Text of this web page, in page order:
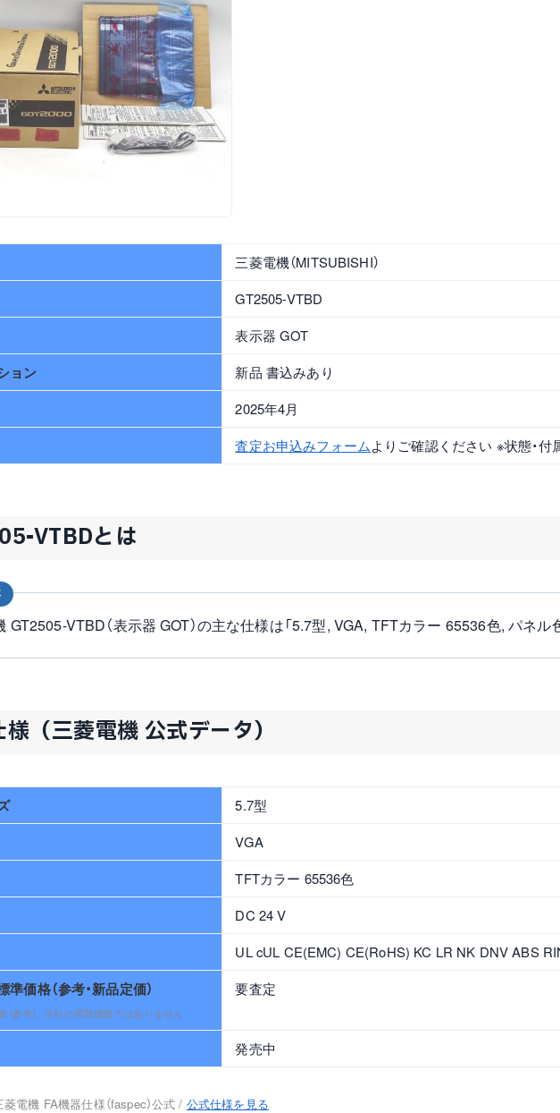
三菱電機（MITSUBISHI）
GT2505-VTBD
表示器 GOT
ョン 新品 書込みあり
2025年4月
査定お申込みフォームよりご確認ください ※状態・付
VTBDとは
GT2505-VTBD（表示器 GOT）の主な仕様は「5.7型, VGA, TFTカラー 65536色, パネル
（三菱電機 公式データ）
5.7型
VGA
TFTカラー 65536色
DC 24 V
UL cUL CE(EMC) CE(RoHS) KC LR NK DNV ABS
価格（参考・新品定価）
（参考）。当社の買取価格ではありません
要査定
発売中
菱電機 FA機器仕様（faspec）公式 / 公式仕様を見る